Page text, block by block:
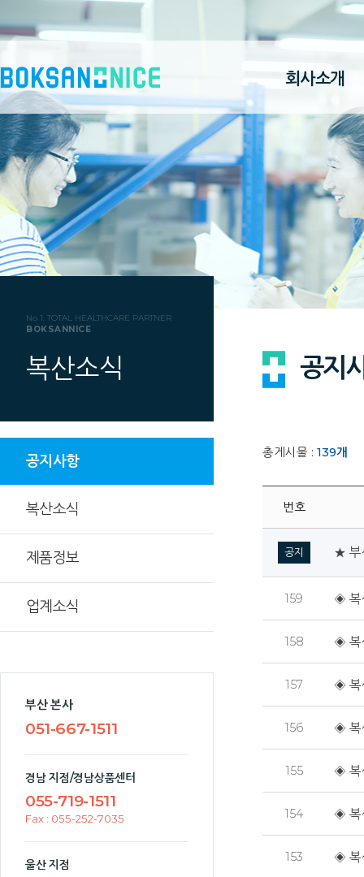
회사소개
No 1. TOTAL HEALTHCARE PARTNER
BOKSANNICE
복산소식
공지사항
복산소식
제품정보
업계소식
부산 본사
051-667-1511
경남 지점/경남상품센터
055-719-1511
Fax : 055-252-7035
울산 지점
공지
총게시물 : 139개
번호
공지 ★ 부
159 ◈ 복
158 ◈ 복
157 ◈ 복
156 ◈ 복
155 ◈ 복
154 ◈ 복
153 ◈ 복